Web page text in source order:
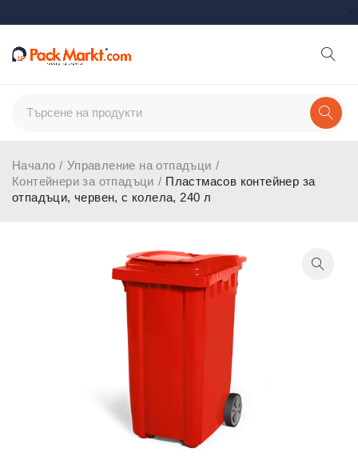
Начало / Управление на отпадъци /
Контейнери за отпадъци / Пластмасов контейнер за
отпадъци, червен, с колела, 240 л